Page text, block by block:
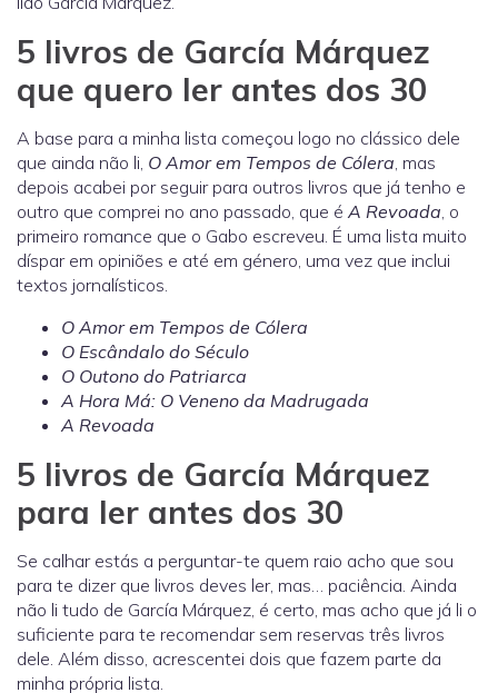
5 livros de García Márquez
que quero ler antes dos 30
A base para a minha lista começou logo no clássico dele
que ainda não li, O Amor em Tempos de Cólera, mas
depois acabei por seguir para outros livros que já tenho e
outro que comprei no ano passado, que é A Revoada, o
primeiro romance que o Gabo escreveu. É uma lista muito
díspar em opiniões e até em género, uma vez que inclui
textos jornalísticos.
O Amor em Tempos de Cólera
O Escândalo do Século
O Outono do Patriarca
A Hora Má: O Veneno da Madrugada
A Revoada
5 livros de García Márquez
para ler antes dos 30
Se calhar estás a perguntar-te quem raio acho que sou
para te dizer que livros deves ler, mas… paciência. Ainda
não li tudo de García Márquez, é certo, mas acho que já li o
suficiente para te recomendar sem reservas três livros
dele. Além disso, acrescentei dois que fazem parte da
minha própria lista.